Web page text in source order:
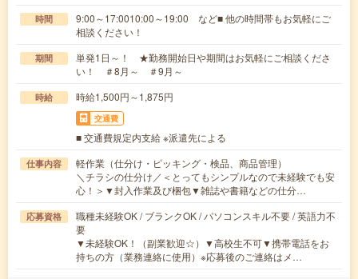
時間
9:00～17:0010:00～19:00 など■ 他の時間帯もお気軽にご
相談ください！
期間
単発1日～！ ★勤務開始日や期間はお気軽にご相談くださ
い！ ＃8月～ ＃9月～
時給 時給1,500円～1,875円
交通費
■ 交通費規定内支給 ※派遣先による
仕事内容
軽作業（仕分け・ピッキング・検品、商品管理）
＼チラシの仕分け／＜とってもシンプルなので未経験でも安
心！＞▼封入作業及び梱包▼雑誌や書籍などの仕分…
応募資格
職種未経験OK / ブランクOK / パソコンスキル不要 / 英語力不
要
▼未経験OK！（副業歓迎☆）▼高校生不可▼携帯電話をお
持ちの方（業務連絡に使用）※応募後のご連絡はメ…